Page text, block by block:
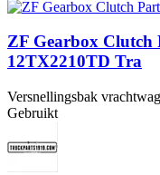
ZF Gearbox Clutch
12TX2210TD Tra
Versnellingsbak
Gebruikt